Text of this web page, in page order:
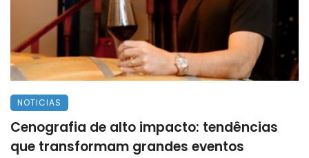
NOTICIAS
Cenografia de alto impacto: tendências
que transformam grandes eventos